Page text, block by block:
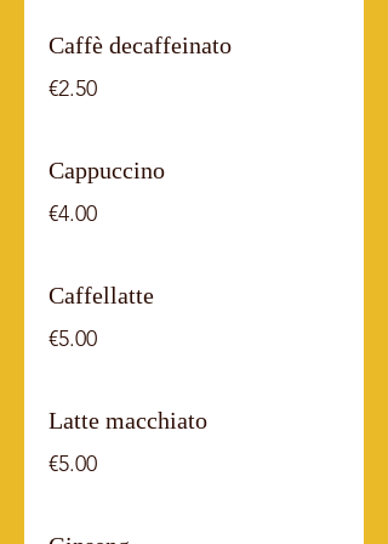
Caffè decaffeinato
€2.50
Cappuccino
€4.00
Caffellatte
€5.00
Latte macchiato
€5.00